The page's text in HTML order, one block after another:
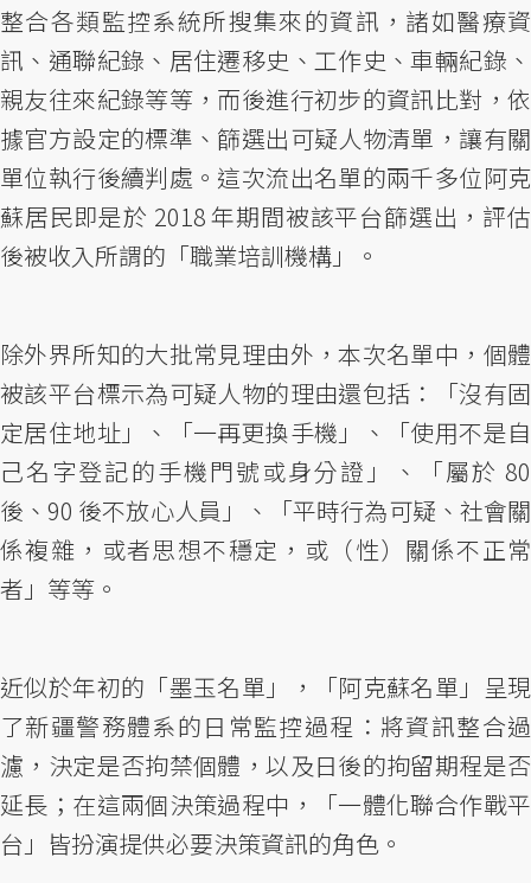
整合各類監控系統所搜集來的資訊，諸如醫療資
訊、通聯紀錄、居住遷移史、工作史、車輛紀錄、
親友往來紀錄等等，而後進行初步的資訊比對，依
據官方設定的標準、篩選出可疑人物清單，讓有關
單位執行後續判處。這次流出名單的兩千多位阿克
蘇居民即是於 2018 年期間被該平台篩選出，評估
後被收入所謂的「職業培訓機構」。
除外界所知的大批常見理由外，本次名單中，個體
被該平台標示為可疑人物的理由還包括：「沒有固
定居住地址」、「一再更換手機」、「使用不是自
己名字登記的手機門號或身分證」、「屬於 80
後、90 後不放心人員」、「平時行為可疑、社會關
係複雜，或者思想不穩定，或（性）關係不正常
者」等等。
近似於年初的「墨玉名單」，「阿克蘇名單」呈現
了新疆警務體系的日常監控過程：將資訊整合過
濾，決定是否拘禁個體，以及日後的拘留期程是否
延長；在這兩個決策過程中，「一體化聯合作戰平
台」皆扮演提供必要決策資訊的角色。